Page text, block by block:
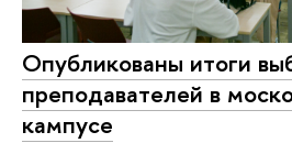
Опубликованы итоги
преподавателей в
кампусе